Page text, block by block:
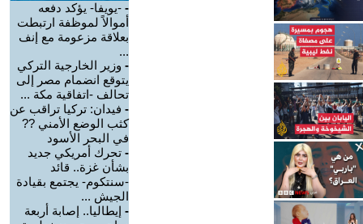
- -يويفا- يؤكد دفعه
أموالاً لموظفة ارتبطت
بعلاقة مزعومة مع إنف
...
- وزير الخارجية التركي
يتوقع انضمام مصر إلى
تحالف -اتفاقية مكة ...
- فيدان: تركيا تراقب عن
كثب الوضع الأمني ??
في البحر الأسود
- تحرك أمريكي جديد
بشأن غزة.. قائد
-سنتكوم- يجتمع بقيادة
الجيش ...
- إيطاليا.. إصابة أربعة